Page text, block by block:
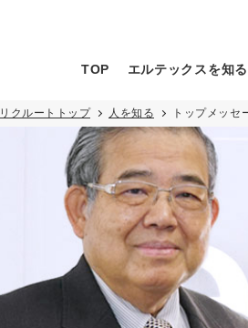
TOP エルテックスを知る
ます。
す。
リクルートトップ 人を知る トップメッセ